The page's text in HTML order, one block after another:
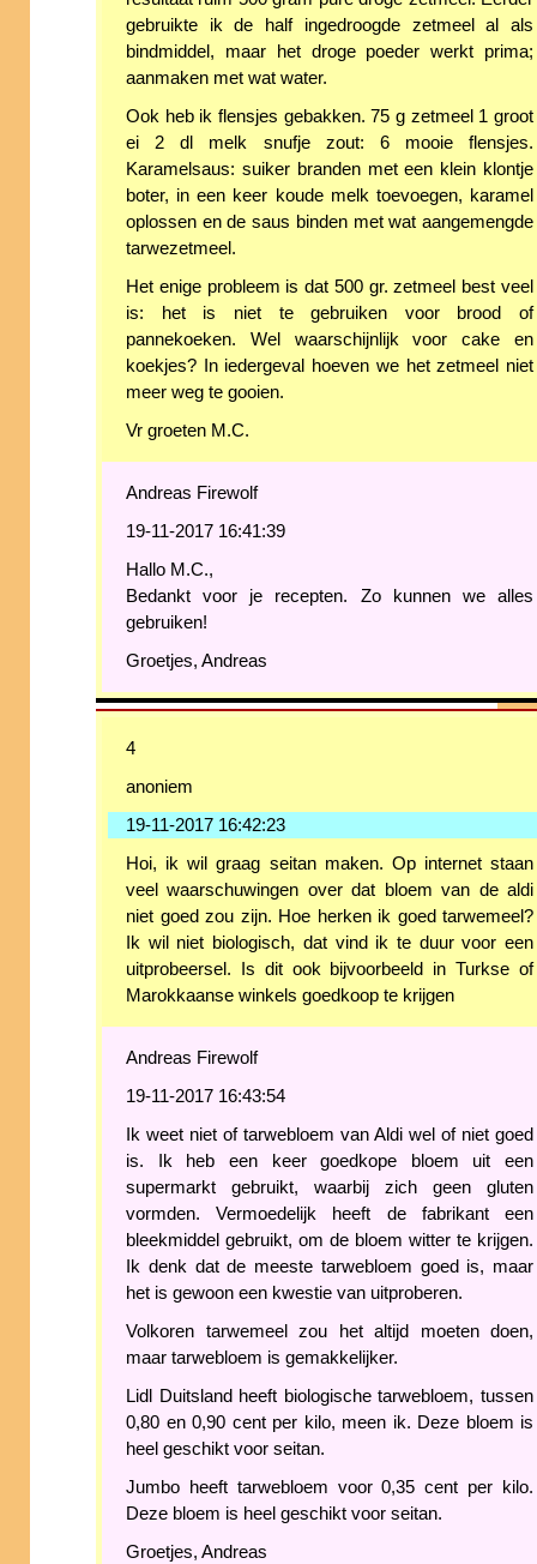
gebruikte ik de half ingedroogde zetmeel al als
bindmiddel, maar het droge poeder werkt prima;
aanmaken met wat water.
Ook heb ik flensjes gebakken. 75 g zetmeel 1 groot
ei 2 dl melk snufje zout: 6 mooie flensjes.
Karamelsaus: suiker branden met een klein klontje
boter, in een keer koude melk toevoegen, karamel
oplossen en de saus binden met wat aangemengde
tarwezetmeel.
Het enige probleem is dat 500 gr. zetmeel best veel
is: het is niet te gebruiken voor brood of
pannekoeken. Wel waarschijnlijk voor cake en
koekjes? In iedergeval hoeven we het zetmeel niet
meer weg te gooien.
Vr groeten M.C.
Andreas Firewolf
19-11-2017 16:41:39
Hallo M.C.,
Bedankt voor je recepten. Zo kunnen we alles
gebruiken!
Groetjes, Andreas
4
anoniem
19-11-2017 16:42:23
Hoi, ik wil graag seitan maken. Op internet staan
veel waarschuwingen over dat bloem van de aldi
niet goed zou zijn. Hoe herken ik goed tarwemeel?
Ik wil niet biologisch, dat vind ik te duur voor een
uitprobeersel. Is dit ook bijvoorbeeld in Turkse of
Marokkaanse winkels goedkoop te krijgen
Andreas Firewolf
19-11-2017 16:43:54
Ik weet niet of tarwebloem van Aldi wel of niet goed
is. Ik heb een keer goedkope bloem uit een
supermarkt gebruikt, waarbij zich geen gluten
vormden. Vermoedelijk heeft de fabrikant een
bleekmiddel gebruikt, om de bloem witter te krijgen.
Ik denk dat de meeste tarwebloem goed is, maar
het is gewoon een kwestie van uitproberen.
Volkoren tarwemeel zou het altijd moeten doen,
maar tarwebloem is gemakkelijker.
Lidl Duitsland heeft biologische tarwebloem, tussen
0,80 en 0,90 cent per kilo, meen ik. Deze bloem is
heel geschikt voor seitan.
Jumbo heeft tarwebloem voor 0,35 cent per kilo.
Deze bloem is heel geschikt voor seitan.
Groetjes, Andreas